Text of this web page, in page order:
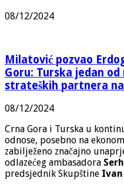
08/12/2024
Milatović pozvao
Goru: Turska jedan
strateških partnera
08/12/2024
Crna Gora i Turska u
odnose, posebno na
zabilježeno značajno
odlazećeg ambasadora
predsjednik Skupštine